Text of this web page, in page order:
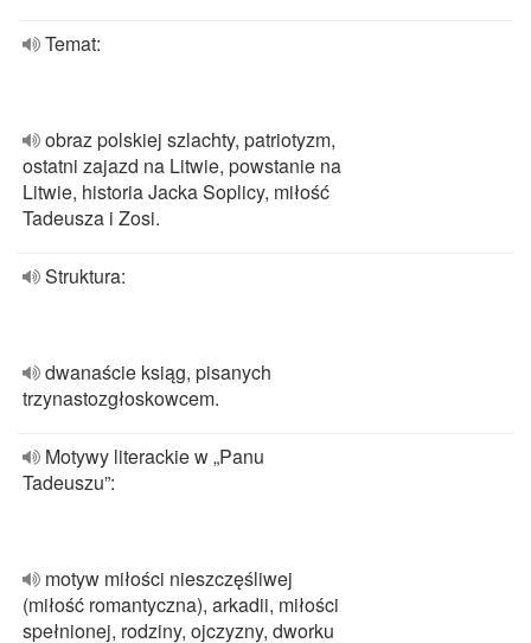
Temat:
obraz polskiej szlachty, patriotyzm,
ostatni zajazd na Litwie, powstanie na
Litwie, historia Jacka Soplicy, miłość
Tadeusza i Zosi.
Struktura:
dwanaście ksiąg, pisanych
trzynastozgłoskowcem.
Motywy literackie w „Panu
Tadeuszu”:
motyw miłości nieszczęśliwej
(miłość romantyczna), arkadii, miłości
spełnionej, rodziny, ojczyzny, dworku